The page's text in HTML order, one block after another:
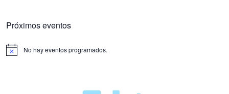
Próximos eventos
Aviso No hay eventos programados.